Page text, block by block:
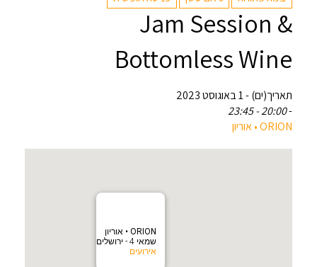
Jam Session &
Bottomless Wine
תאריך(ים) - 1 באוגוסט 2023
-
20:00 - 23:45
‎ORION • אוריון
‎ORION • אוריון
שמאי 4 - ירושלים
אירועים